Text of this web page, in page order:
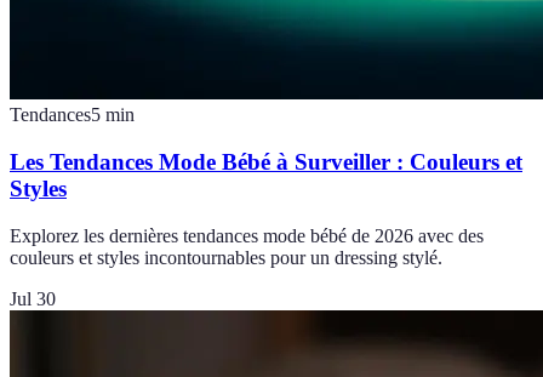
Tendances5 min
Les Tendances Mode Bébé à Surveiller : Couleurs et
Styles
Explorez les dernières tendances mode bébé de 2026 avec des
couleurs et styles incontournables pour un dressing stylé.
Jul 30